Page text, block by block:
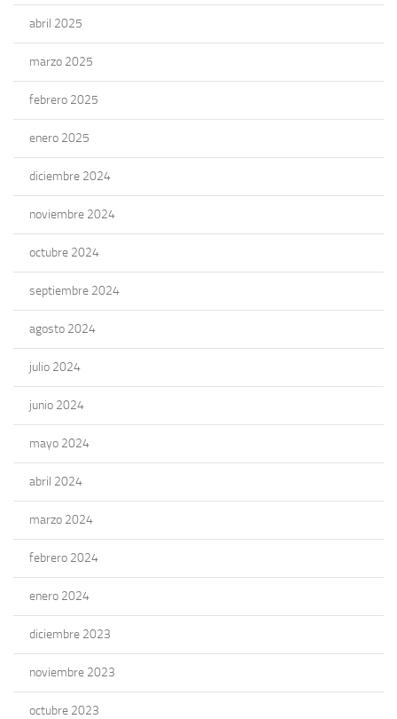
abril 2025
marzo 2025
febrero 2025
enero 2025
diciembre 2024
noviembre 2024
octubre 2024
septiembre 2024
agosto 2024
julio 2024
junio 2024
mayo 2024
abril 2024
marzo 2024
febrero 2024
enero 2024
diciembre 2023
noviembre 2023
octubre 2023